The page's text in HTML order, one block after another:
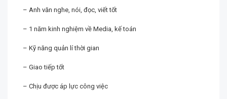
– Anh văn nghe, nói, đọc, viết tốt
– 1 năm kinh nghiệm về Media, kế toán
– Kỹ năng quản lí thời gian
– Giao tiếp tốt
– Chịu được áp lực công việc